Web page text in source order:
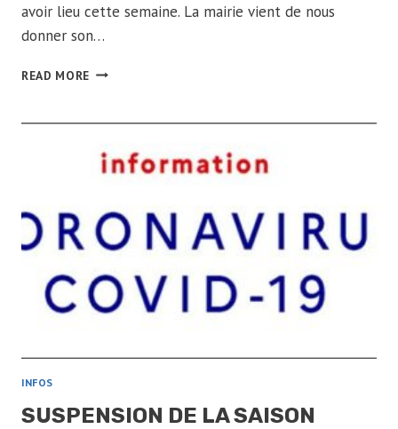
avoir lieu cette semaine. La mairie vient de nous
donner son…
READ MORE REPRISE
JEUNES
INFOS
SUSPENSION DE LA SAISON